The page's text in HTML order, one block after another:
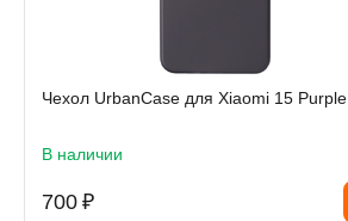
Чехол UrbanCase для Xiaomi 15 Purple
В наличии
‍700‍ ₽